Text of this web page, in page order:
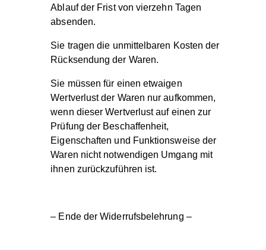
Ablauf der Frist von vierzehn Tagen
absenden.
Sie tragen die unmittelbaren Kosten der
Rücksendung der Waren.
Sie müssen für einen etwaigen
Wertverlust der Waren nur aufkommen,
wenn dieser Wertverlust auf einen zur
Prüfung der Beschaffenheit,
Eigenschaften und Funktionsweise der
Waren nicht notwendigen Umgang mit
ihnen zurückzuführen ist.
– Ende der Widerrufsbelehrung –